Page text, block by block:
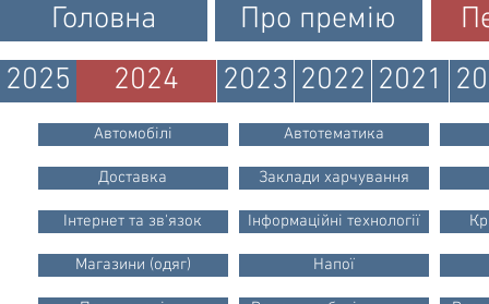
Головна Про премію
2025
2024 2023 2022 2021
Автомобілі Автотематика
Доставка Заклади харчування
Інтернет та зв'язок Інформаційні технології
Магазини (одяг) Напої